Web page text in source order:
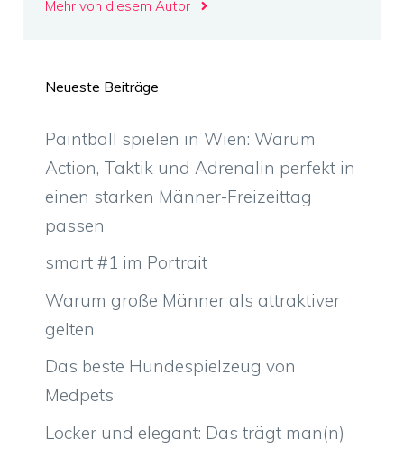
Mehr von diesem Autor
Neueste Beiträge
Paintball spielen in Wien: Warum
Action, Taktik und Adrenalin perfekt in
einen starken Männer-Freizeittag
passen
smart #1 im Portrait
Warum große Männer als attraktiver
gelten
Das beste Hundespielzeug von
Medpets
Locker und elegant: Das trägt man(n)